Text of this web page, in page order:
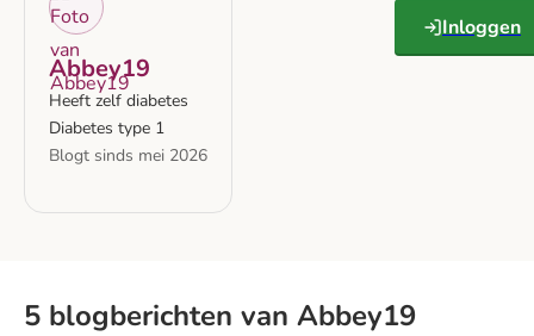
Inloggen
Abbey19
Heeft zelf diabetes
Diabetes type 1
Blogt sinds mei 2026
5 blogberichten van Abbey19